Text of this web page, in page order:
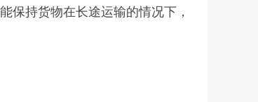
保持货物在长途运输的情况下，